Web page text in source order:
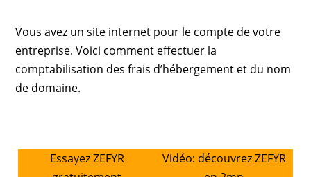
Vous avez un site internet pour le compte de votre
entreprise. Voici comment effectuer la
comptabilisation des frais d’hébergement et du nom
de domaine.
Essayez ZEFYR
Vidéo: découvrez ZEFYR